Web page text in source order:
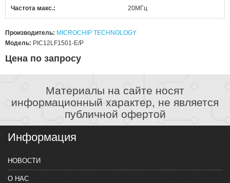
Частота макс. 20МГц
Производитель: MICROCHIP TECHNOLOGY
Модель: PIC12LF1501-E/P
Цена по запросу
Материалы на сайте носят
информационный характер, не является
публичной офертой
Информация
НОВОСТИ
О НАС